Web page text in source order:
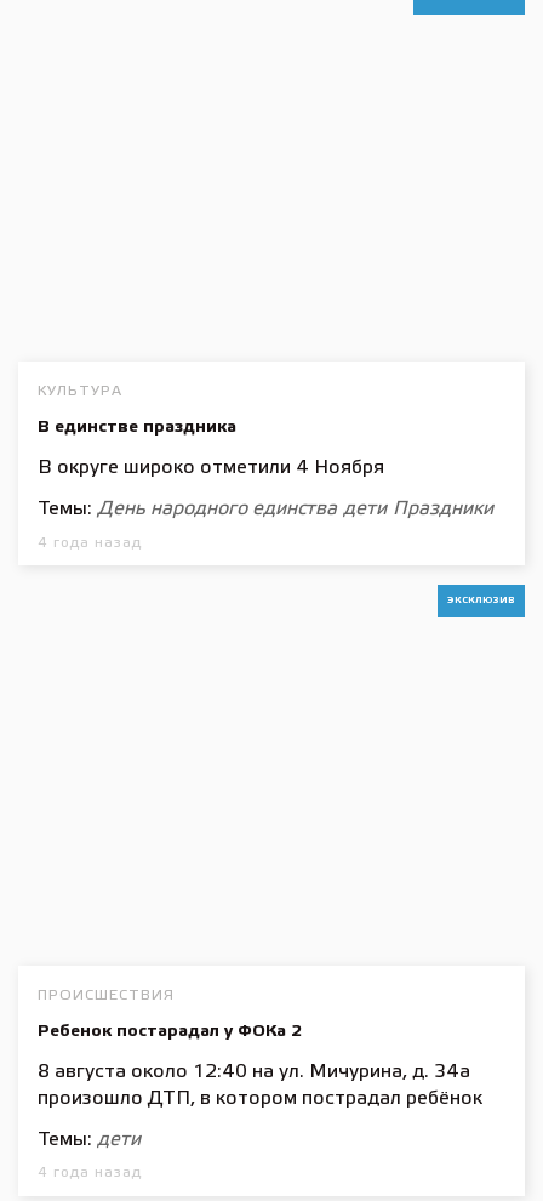
КУЛЬТУРА
В единстве праздника
В округе широко отметили 4 Ноября
Темы: День народного единства дети Праздники
4 года назад
ЭКСКЛЮЗИВ
ПРОИСШЕСТВИЯ
Ребенок постарадал у ФОКа 2
8 августа около 12:40 на ул. Мичурина, д. 34а
произошло ДТП, в котором пострадал ребёнок
Темы: дети
4 года назад